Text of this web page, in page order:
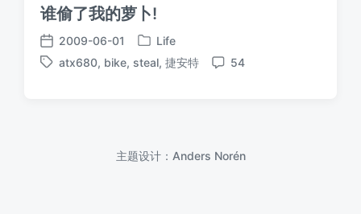
谁偷了我的萝卜!
发
布
2009-06-01
发
布
Life
标
atx680, bike, steal, 捷安特
评
54
主题设计： Anders Norén